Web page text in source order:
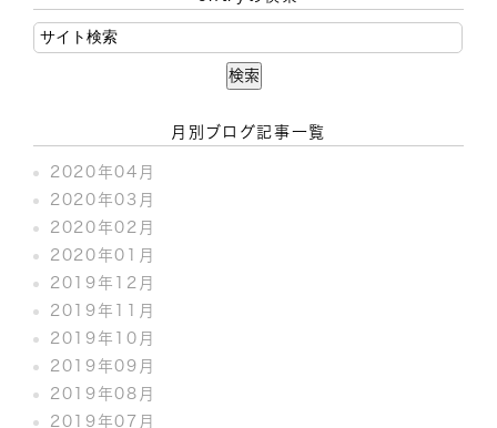
月別ブログ記事一覧
2020年04月
2020年03月
2020年02月
2020年01月
2019年12月
2019年11月
2019年10月
2019年09月
2019年08月
2019年07月